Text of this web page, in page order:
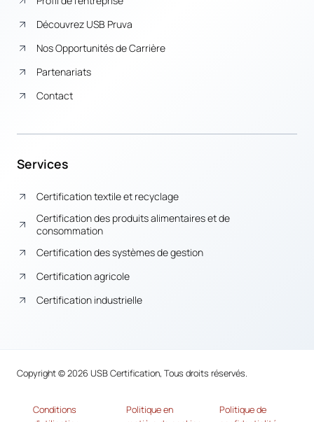
Découvrez USB Pruva
Nos Opportunités de Carrière
Partenariats
Contact
Services
Certification textile et recyclage
Certification des produits alimentaires et de
consommation
Certification des systèmes de gestion
Certification agricole
Certification industrielle
Copyright © 2026 USB Certification, Tous droits réservés.
Conditions
Politique en
Politique de